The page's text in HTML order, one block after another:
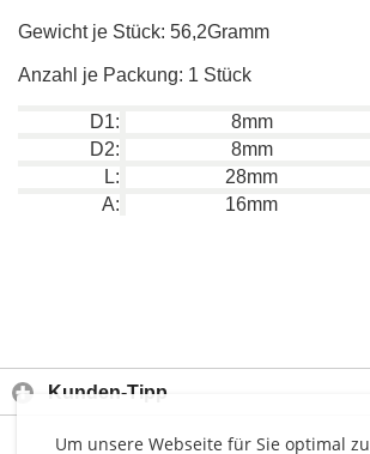
Um unsere Webseite für Sie optimal zu
Gewicht je Stück: 56,2Gramm
Anzahl je Packung: 1 Stück
D1:
8mm
D2:
8mm
L:
28mm
A:
16mm
Kunden-Tipp